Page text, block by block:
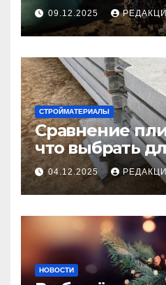
09.12.2025
СТРОЙМАТЕРИАЛЫ
Сравнение
что выбрать
долговечного
покрытия
04.12.2025
НОВОСТИ